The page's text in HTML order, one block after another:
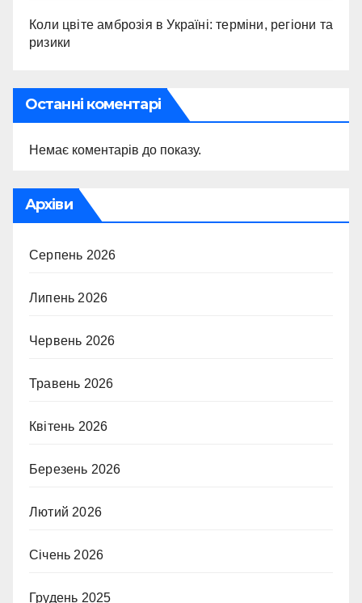
Коли цвіте амброзія в Україні: терміни, регіони та
ризики
Останні коментарі
Немає коментарів до показу.
Архіви
Серпень 2026
Липень 2026
Червень 2026
Травень 2026
Квітень 2026
Березень 2026
Лютий 2026
Січень 2026
Грудень 2025